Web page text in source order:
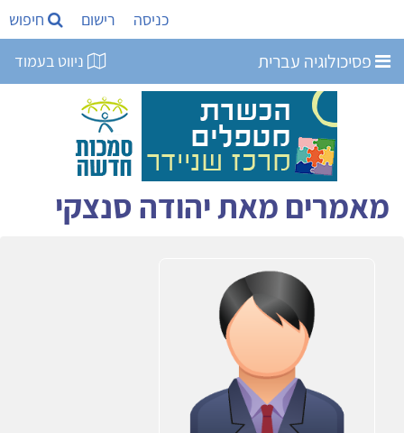
כניסה רישום חיפוש
פסיכולוגיה עברית ניווט בעמוד
מאמרים מאת יהודה סנצקי